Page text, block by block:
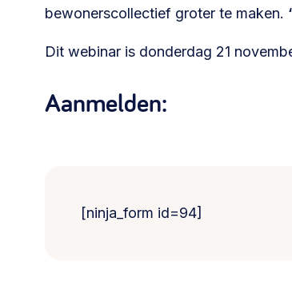
bewonerscollectief groter te maken.
Dit webinar is donderdag 21
Aanmelden:
[ninja_form id=94]